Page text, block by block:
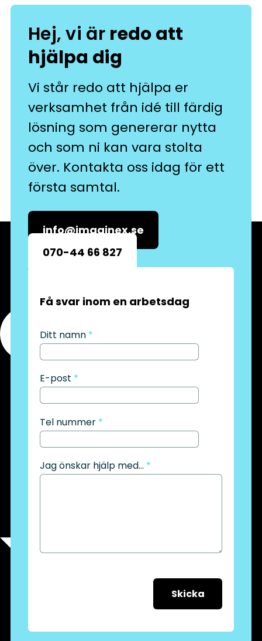
Hej, vi är redo att
hjälpa dig
Vi står redo att hjälpa er
verksamhet från idé till färdig
lösning som genererar nytta
och som ni kan vara stolta
över. Kontakta oss idag för ett
första samtal.
info@imaginex.se
070-44 66 827
Få svar inom en arbetsdag
Ditt namn *
E-post *
Tel nummer *
Jag önskar hjälp med... *
Skicka